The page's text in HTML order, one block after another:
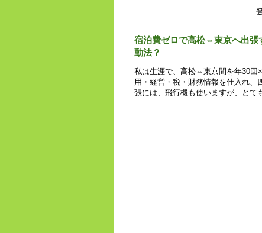
宿泊費ゼロで高松⇔東京へ出張
動法？
私は生涯で、高松⇔東京間を年30回
用・経営・税・財務情報を仕入れ、
張には、飛行機も使いますが、とて